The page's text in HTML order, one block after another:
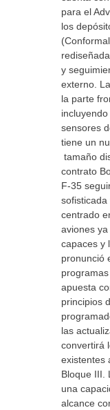
para el
los
y
externo.
la parte
sensores
tiene un
tamaño
contrato
F-35
sofisticada
centrado
aviones
capaces y
pronunció
apuesta
principios
las
convertirá
existentes
Bloque III.
una
alcance